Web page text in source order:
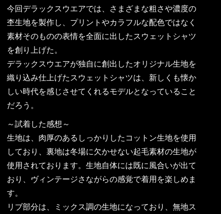
今回デラックスウエアでは、さまざまな粗さや濃度の
杢生地を製作し、プリントやカラフルな配色ではなく
素材そのものの表情を全面に出したスウェットシャツ
を創り上げた。
デラックスウエアが独自に創出したオリジナル生地を
織り込み仕上げたスウェットシャツは、新しくも懐か
しい時代を感じさせてくれるモデルとなっていること
だろう。
～試着した感想～
生地は、肉厚のあるしっかりしたコットン生地を使用
しており、裏地は冬場に欠かせない起毛素材の生地が
使用されております。生地自体には既に風合いが出て
おり、ヴィンテージさながらの感覚で着用を楽しめま
す。
リブ部分は、ミックス調の生地になっており、無地ス